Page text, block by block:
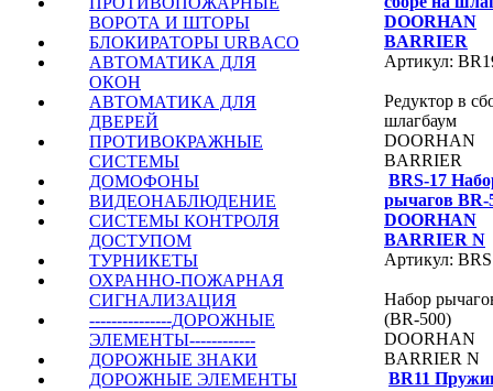
ВОРОТА И ШТОРЫ
БЛОКИРАТОРЫ URBACO
АВТОМАТИКА ДЛЯ
ОКОН
АВТОМАТИКА ДЛЯ
ДВЕРЕЙ
ПРОТИВОКРАЖНЫЕ
СИСТЕМЫ
ДОМОФОНЫ
ВИДЕОНАБЛЮДЕНИЕ
СИСТЕМЫ КОНТРОЛЯ
ДОСТУПОМ
ТУРНИКЕТЫ
ОХРАННО-ПОЖАРНАЯ
СИГНАЛИЗАЦИЯ
---------------ДОРОЖНЫЕ
ЭЛЕМЕНТЫ------------
ДОРОЖНЫЕ ЗНАКИ
ДОРОЖНЫЕ ЭЛЕМЕНТЫ
DOORHAN
BARRIER
Артикул:
Редуктор в
шлагбаум
DOORHAN
BARRIER
BRS-17
рычагов BR-
DOORHAN
BARRIER N
Артикул:
Набор
(BR-500)
DOORHAN
BARRIER N
BR11